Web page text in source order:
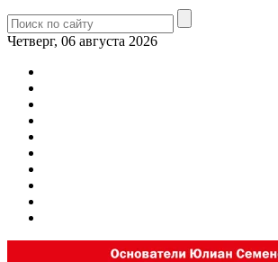
Четверг, 06 августа 2026